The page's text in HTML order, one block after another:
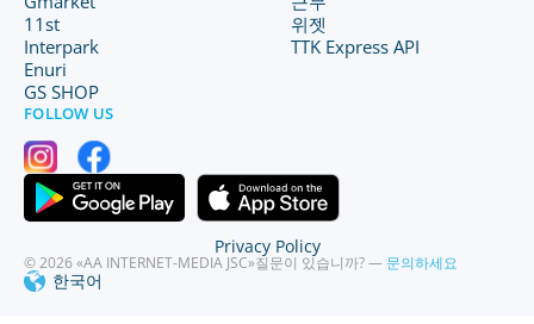
11st
Interpark
Enuri
GS SHOP
위젯
TTK Express API
FOLLOW US
© 2026 «AA INTERNET-MEDIA JSC»질문이 있습니까? — 문의하세요
한국어
Privacy Policy